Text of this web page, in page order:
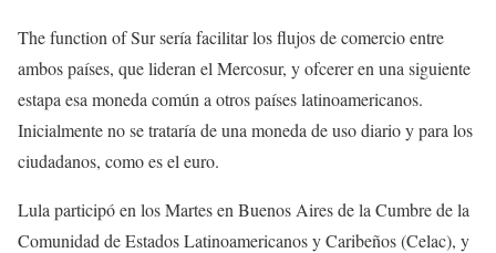
The function of Sur sería facilitar los flujos de comercio entre
ambos países, que lideran el Mercosur, y ofcerer en una siguiente
estapa esa moneda común a otros países latinoamericanos.
Inicialmente no se trataría de una moneda de uso diario y para los
ciudadanos, como es el euro.
Lula participó en los Martes en Buenos Aires de la Cumbre de la
Comunidad de Estados Latinoamericanos y Caribeños (Celac), y